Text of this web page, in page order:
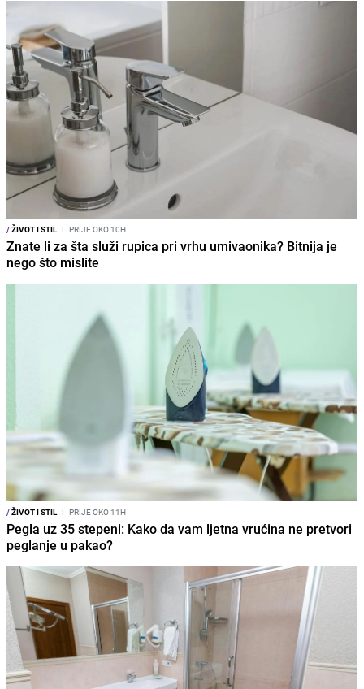
/ŽIVOT I STIL I PRIJE OKO 10H
Znate li za šta služi rupica pri vrhu umivaonika? Bitnija je
nego što mislite
/ŽIVOT I STIL I PRIJE OKO 11H
Pegla uz 35 stepeni: Kako da vam ljetna vrućina ne pretvori
peglanje u pakao?